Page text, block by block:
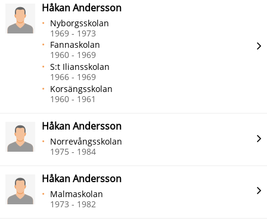
Håkan Andersson
Nyborgsskolan
1969 - 1973
Fannaskolan
1960 - 1969
S:t Iliansskolan
1966 - 1969
Korsängsskolan
1960 - 1961
Håkan Andersson
Norrevångsskolan
1975 - 1984
Håkan Andersson
Malmaskolan
1973 - 1982